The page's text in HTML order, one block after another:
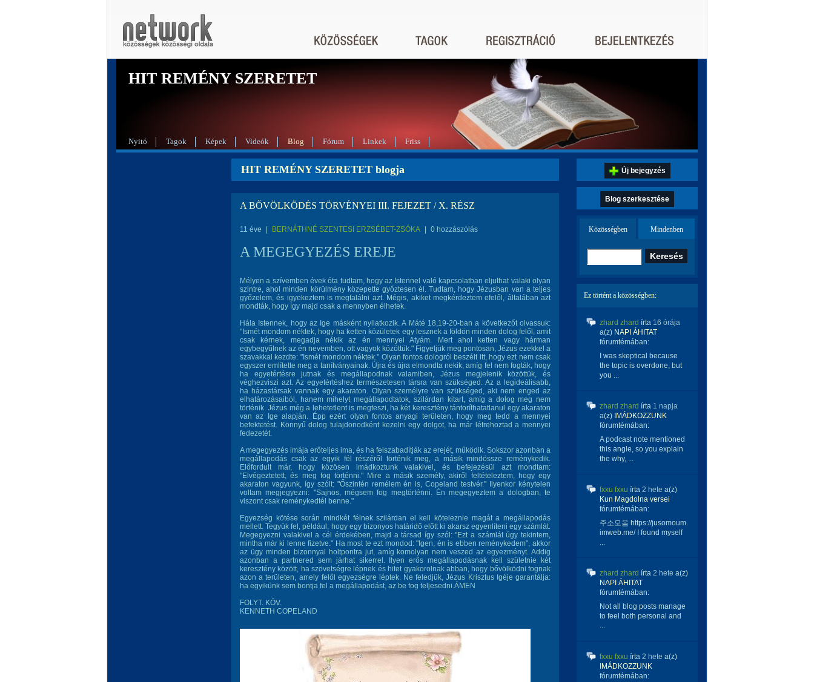
HIT REMÉNY SZERETET
Nyitó Tagok Képek Videók Blog Fórum Linkek Friss
HIT REMÉNY SZERETET blogja
A BŐVÖLKÖDÉS TÖRVÉNYEI III. FEJEZET / X. RÉSZ
11 éve BERNÁTHNÉ SZENTESI ERZSÉBET-ZSÓKA 0 hozzászólás
A MEGEGYEZÉS EREJE
Mélyen a szívemben évek óta tudtam, hogy az Istennel való kapcsolatban eljuthat valaki olyan
szintre, ahol minden körülmény közepette győztesen él. Tudtam, hogy Jézusban van a teljes
győzelem, és igyekeztem is megtalálni azt. Mégis, akiket megkérdeztem efelől, általában azt
mondták, hogy így majd csak a mennyben élhetek.
Hála Istennek, hogy az Ige másként nyilatkozik. A Máté 18,19-20-ban a következőt olvassuk:
"Ismét mondom néktek, hogy ha ketten közületek egy lesznek a földön minden dolog felől, amit
csak kérnek, megadja nékik az én mennyei Atyám. Mert ahol ketten vagy hárman
egybegyűlnek az én nevemben, ott vagyok közöttük." Figyeljük meg pontosan, Jézus ezekkel a
szavakkal kezdte: "Ismét mondom néktek." Olyan fontos dologról beszélt itt, hogy ezt nem csak
egyszer említette meg a tanítványainak. Újra és újra elmondta nekik, amíg fel nem fogták, hogy
ha egyetértésre jutnak és megállapodnak valamiben, Jézus megjelenik közöttük, és
véghezviszi azt. Az egyetértéshez természetesen társra van szükséged. Az a legideálisabb,
ha házastársak vannak egy akaraton. Olyan személyre van szükséged, aki nem enged az
elhatározásaiból, hanem mihelyt megállapodtatok, szilárdan kitart, amíg a dolog meg nem
történik. Jézus még a lehetetlent is megteszi, ha két keresztény tántoríthatatlanul egy akaraton
van az Ige alapján. Épp ezért olyan fontos anyagi területen, hogy meg tedd a mennyei
befektetést. Könnyű dolog tulajdonodként kezelni egy dolgot, ha már létrehoztad a mennyei
fedezetét.
A megegyezés imája erőteljes ima, és ha felszabadítják az erejét, működik. Sokszor azonban a
megállapodás csak az egyik fél részéről történik meg, a másik mindössze reménykedik.
Előfordult már, hogy közösen imádkoztunk valakivel, és befejezésül azt mondtam:
"Elvégeztetett, és meg fog történni." Mire a másik személy, akiről feltételeztem, hogy egy
akaraton vagyunk, így szólt: "Őszintén remélem én is, Copeland testvér." Ilyenkor kénytelen
voltam megjegyezni: "Sajnos, mégsem fog megtörténni. Én megegyeztem a dologban, te
viszont csak reménykedtél benne."
Egyezség kötése során mindkét félnek szilárdan el kell köteleznie magát a megállapodás
mellett. Tegyük fel, például, hogy egy bizonyos határidő előtt ki akarsz egyenlíteni egy számlát.
Megegyezni valakivel a cél érdekében, majd a társad így szól: "Ezt a számlát úgy tekintem,
mintha már ki lenne fizetve." Ha most te ezt mondod: "Igen, én is ebben reménykedem", akkor
az ügy minden bizonnyal holtpontra jut, amíg komolyan nem veszed az egyezményt. Addig
azonban a partnered sem járhat sikerrel. Ilyen erős megállapodásnak kell születnie két
keresztény között, ha szövetségre lépnek és hitet gyakorolnak abban, hogy bővölködni fognak
azon a területen, amely felől egyezségre léptek. Ne feledjük, Jézus Krisztus Igéje garantálja:
ha egyikünk sem bontja fel a megállapodást, az be fog teljesedni.ÁMEN
FOLYT. KÖV.
KENNETH COPELAND
Új bejegyzés
Blog szerkesztése
Közösségben Mindenben
Ez történt a közösségben:
zhard zhard írta 16 órája
a(z) NAPI ÁHITAT
fórumtémában:
I was skeptical because
the topic is overdone, but
you ...
zhard zhard írta 1 napja
a(z) IMÁDKOZZUNK
fórumtémában:
A podcast note mentioned
this angle, so you explain
the why, ...
fxxu fxxu írta 2 hete a(z)
Kun Magdolna versei
fórumtémában:
주소모음 https://jusomoum.
imweb.me/ I found myself
...
zhard zhard írta 2 hete a(z)
NAPI ÁHITAT
fórumtémában:
Not all blog posts manage
to feel both personal and
...
fxxu fxxu írta 2 hete a(z)
IMÁDKOZZUNK
fórumtémában: